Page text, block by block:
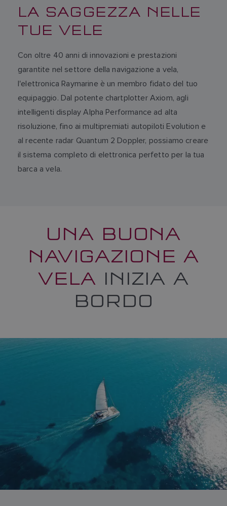
LA SAGGEZZA NELLE
TUE VELE
Con oltre 40 anni di innovazioni e prestazioni
garantite nel settore della navigazione a vela,
l'elettronica Raymarine è un membro fidato del tuo
equipaggio. Dal potente chartplotter Axiom, agli
intelligenti display Alpha Performance ad alta
risoluzione, fino ai multipremiati autopiloti Evolution e
al recente radar Quantum 2 Doppler, possiamo creare
il sistema completo di elettronica perfetto per la tua
barca a vela.
UNA BUONA
NAVIGAZIONE A
VELA INIZIA A
BORDO